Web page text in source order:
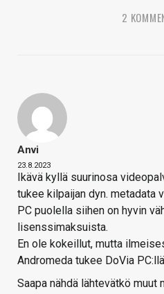
2
Anvi
23.8.2023
Ikävä kyllä suurinosa
tukee kilpaijan dyn. metadata
PC puolella siihen on hyvin
lisenssimaksuista.
En ole kokeillut, mutta
Andromeda tukee DoVia
Saapa nähdä lähtevätkö muut